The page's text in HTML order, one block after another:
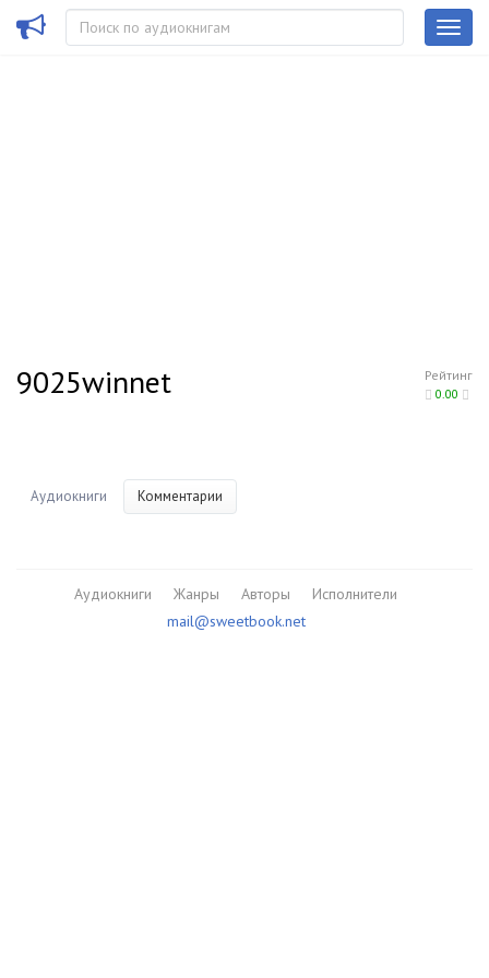
Рейтинг
0.00
9025winnet
Аудиокниги Комментарии
Аудиокниги Жанры Авторы
Исполнители
mail@sweetbook.net